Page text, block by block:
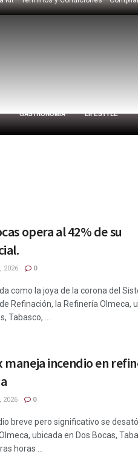
GASTRONOMÍA LIFESTYLE
opera al 42% de su
2026 0
como la joya de la corona del
Refinación, la Refinería Olmeca,
Tabasco, ...
maneja incendio en
2026 0
breve pero significativo se
ubicada en Dos Bocas,
horas ...